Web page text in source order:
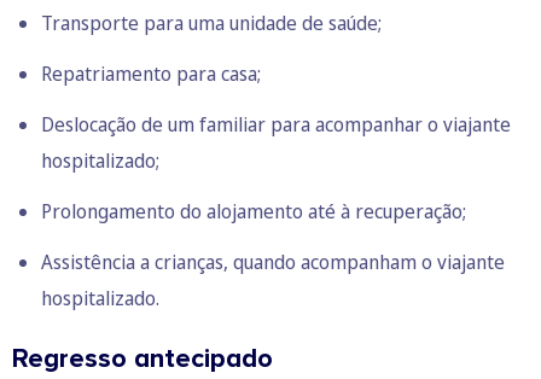
Transporte para uma unidade de saúde;
Repatriamento para casa;
Deslocação de um familiar para acompanhar o viajante
hospitalizado;
Prolongamento do alojamento até à recuperação;
Assistência a crianças, quando acompanham o viajante
hospitalizado.
Regresso antecipado